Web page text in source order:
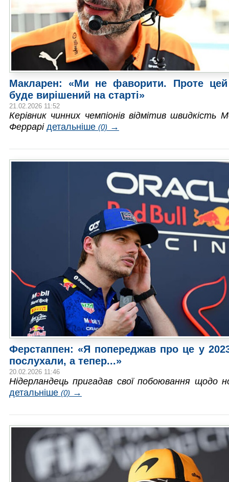
Макларен: «Ми не фаворити. Проте
буде вирішений на старті»
21.02.2026 11:52
Керівник чинних чемпіонів відмітив швидкість
Феррарі детальніше (0) →
Ферстаппен: «Я попереджав про це у
послухали, а тепер...»
20.02.2026 11:46
Нідерландець пригадав свої побоювання щодо
детальніше (0) →